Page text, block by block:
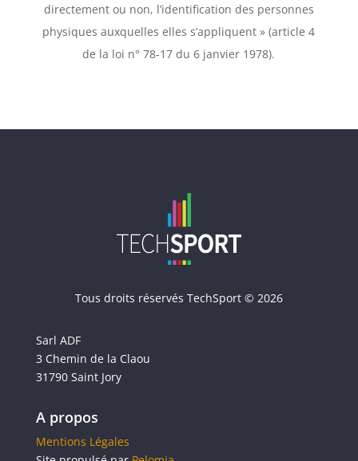
directement ou non, l’identification des personnes
physiques auxquelles elles s’appliquent » (article 4
de la loi n° 78-17 du 6 janvier 1978).
Tous droits réservés TechSport © 2026
Sarl ADF
3 Chemin de la Claou
31790 Saint Jory
A propos
Mentions Légales